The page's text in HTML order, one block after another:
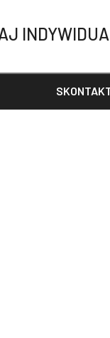
hydraulicznego